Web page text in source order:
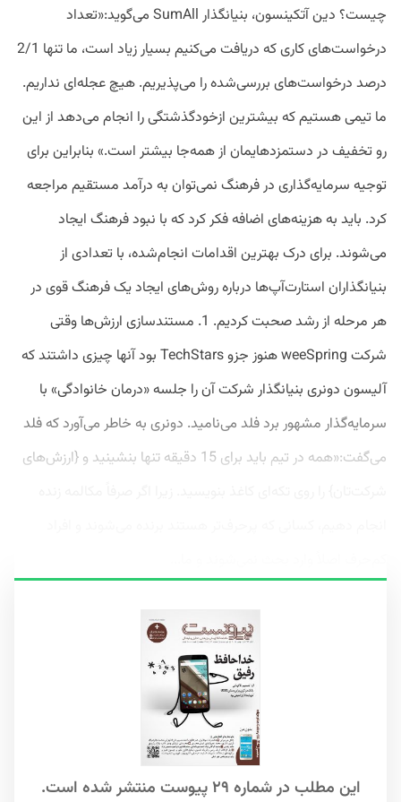
چیست؟ دین آتکینسون، بنیانگذار SumAll می‌گوید:«تعداد
درخواست‌های کاری که دریافت می‌کنیم بسیار زیاد است، ما تنها 2/1
درصد درخواست‌های بررسی‌شده را می‌پذیریم. هیچ عجله‌ای نداریم.
ما تیمی هستیم که بیشترین ازخودگذشتگی را انجام می‌دهد از این
رو تخفیف در دستمزدهایمان از همه‌جا بیشتر است.» بنابراین برای
توجیه سرمایه‌گذاری در فرهنگ نمی‌توان به درآمد مستقیم مراجعه
کرد. باید به هزینه‌های اضافه فکر کرد که با نبود فرهنگ ایجاد
می‌شوند. برای درک بهترین اقدامات انجام‌شده، با تعدادی از
بنیانگذاران استارت‌آپ‌ها درباره روش‌های ایجاد یک فرهنگ قوی در
هر مرحله از رشد صحبت کردیم. 1. مستندسازی ارزش‌ها وقتی
شرکت weeSpring هنوز جزو TechStars بود آنها چیزی داشتند که
آلیسون دونری بنیانگذار شرکت آن را جلسه «درمان خانوادگی» با
سرمایه‌گذار مشهور برد فلد می‌نامید. دونری به خاطر می‌آورد که فلد
می‌گفت:«همه در تیم باید برای 15 دقیقه تنها بنشینید و {ارزش‌های
این مطلب در شماره ۲۹ پیوست منتشر شده است.